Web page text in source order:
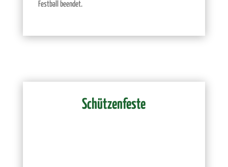
Festball beendet.
Schützenfeste